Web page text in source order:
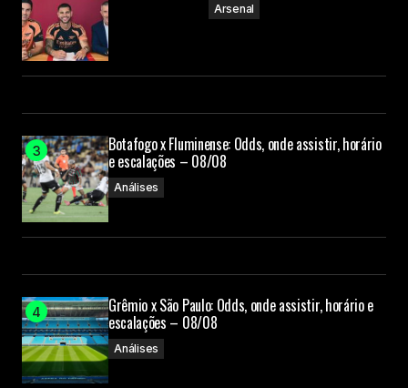
Arsenal
Botafogo x Fluminense: Odds, onde assistir, horário
e escalações – 08/08
Análises
Grêmio x São Paulo: Odds, onde assistir, horário e
escalações – 08/08
Análises